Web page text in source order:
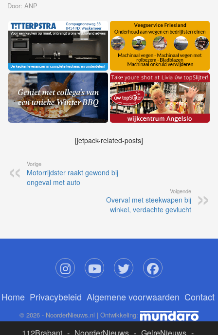
Door: ANP
[jetpack-related-posts]
Vorige
Motorrijdster raakt gewond bij
ongeval met auto
Volgende
Overval met steekwapen bij
winkel, verdachte gevlucht
Home Privacybeleid Algemene voorwaarden Contact
© 2026 - NoorderNieuws.nl | Ontwikkeling: